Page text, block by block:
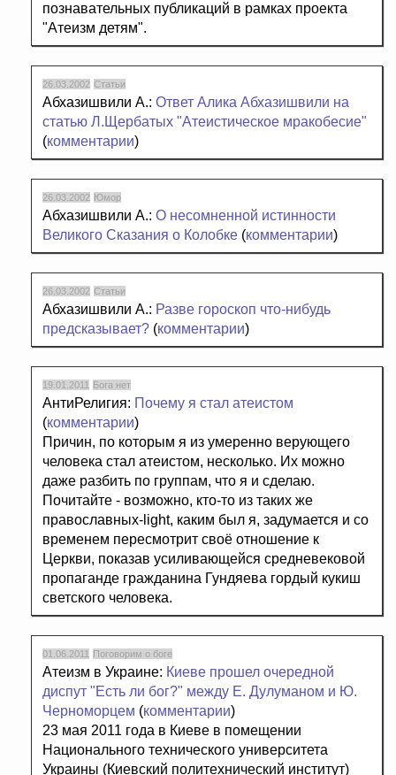
познавательных публикаций в рамках проекта
"Атеизм детям".
26.03.2002 Статьи
Абхазишвили А.: Ответ Алика Абхазишвили на
статью Л.Щербатых "Атеистическое мракобесие"
(комментарии)
26.03.2002 Юмор
Абхазишвили А.: О несомненной истинности
Великого Сказания о Колобке (комментарии)
26.03.2002 Статьи
Абхазишвили А.: Разве гороскоп что-нибудь
предсказывает? (комментарии)
19.01.2011 Бога нет
АнтиРелигия: Почему я стал атеистом
(комментарии)
Причин, по которым я из умеренно верующего
человека стал атеистом, несколько. Их можно
даже разбить по группам, что я и сделаю.
Почитайте - возможно, кто-то из таких же
православных-light, каким был я, задумается и со
временем пересмотрит своё отношение к
Церкви, показав усиливающейся средневековой
пропаганде гражданина Гундяева гордый кукиш
светского человека.
01.06.2011 Поговорим о боге
Атеизм в Украине: Киеве прошел очередной
диспут "Есть ли бог?" между Е. Дулуманом и Ю.
Черноморцем (комментарии)
23 мая 2011 года в Киеве в помещении
Национального технического университета
Украины (Киевский политехнический институт)